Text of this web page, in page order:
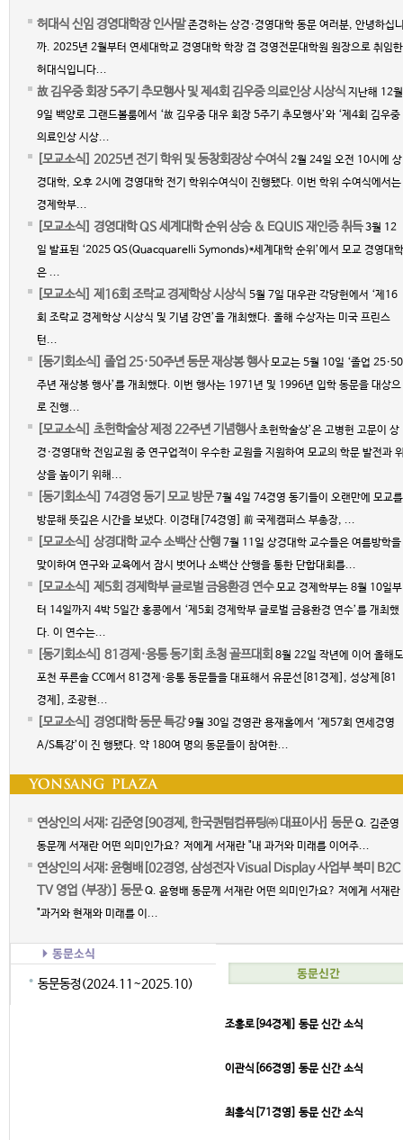
허대식 신임 경영대학장 인사말존경하는 상경·경영대학 동문 여러분, 안녕하십
까. 2025년 2월부터 연세대학교 경영대학 학장 겸 경영전문대학원 원장으로 취임한
허대식입니다...
故 김우중 회장 5주기 추모행사 및 제4회 김우중 의료인상 시상식 지난해 12월
9일 백양로 그랜드볼룸에서 ‘故 김우중 대우 회장 5주기 추모행사’와 ‘제4회 김우중
의료인상 시상...
[모교소식] 2025년 전기 학위 및 동창회장상 수여식 2월 24일 오전 10시에 상
경대학, 오후 2시에 경영대학 전기 학위수여식이 진행됐다. 이번 학위 수여식에서는
경제학부...
[모교소식] 경영대학 QS 세계대학 순위 상승 & EQUIS 재인증 취득3월 12
일 발표된 ‘2025 QS(Quacquarelli Symonds)*세계대학 순위’에서 모교 경영대학
은 ...
[모교소식] 제16회 조락교 경제학상 시상식 5월 7일 대우관 각당헌에서 ‘제16
회 조락교 경제학상 시상식 및 기념 강연’을 개최했다. 올해 수상자는 미국 프린스
턴...
[동기회소식] 졸업 25·50주년 동문 재상봉 행사모교는 5월 10일 ‘졸업 25·50
주년 재상봉 행사’를 개최했다. 이번 행사는 1971년 및 1996년 입학 동문을 대상으
로 진행...
[모교소식] 초헌학술상 제정 22주년 기념행사초헌학술상’은 고병헌 고문이 상
경·경영대학 전임교원 중 연구업적이 우수한 교원을 지원하여 모교의 학문 발전과
상을 높이기 위해...
[동기회소식] 74경영 동기 모교 방문7월 4일 74경영 동기들이 오랜만에 모교를
방문해 뜻깊은 시간을 보냈다. 이경태[74경영] 前 국제캠퍼스 부총장, ...
[모교소식] 상경대학 교수 소백산 산행 7월 11일 상경대학 교수들은 여름방학을
맞이하여 연구와 교육에서 잠시 벗어나 소백산 산행을 통한 단합대회를...
[모교소식] 제5회 경제학부 글로벌 금융환경 연수모교 경제학부는 8월 10일부
터 14일까지 4박 5일간 홍콩에서 ‘제5회 경제학부 글로벌 금융환경 연수’를 개최했
다. 이 연수는...
[동기회소식] 81경제·응통 동기회 초청 골프대회 8월 22일 작년에 이어 올해도
포천 푸른솔 CC에서 81경제·응통 동문들을 대표해서 유문선[81경제], 성상제[81
경제], 조광현...
[모교소식] 경영대학 동문 특강9월 30일 경영관 용재홀에서 ‘제57회 연세경영
A/S특강’이 진 행됐다. 약 180여 명의 동문들이 참여한...
연상인의 서재: 김준영[90경제, 한국퀀텀컴퓨팅㈜ 대표이사] 동문Q. 김준영
동문께 서재란 어떤 의미인가요? 저에게 서재란 "내 과거와 미래를 이어주...
연상인의 서재: 윤형배[02경영, 삼성전자 Visual Display 사업부 북미 B2C
TV 영업 (부장)] 동문Q. 윤형배 동문께 서재란 어떤 의미인가요? 저에게 서재란
"과거와 현재와 미래를 이...
동문동정(2024.11~2025.10)
조홍로[94경제] 동문 신간 소식
이관식[66경영] 동문 신간 소식
최흥식[71경영] 동문 신간 소식